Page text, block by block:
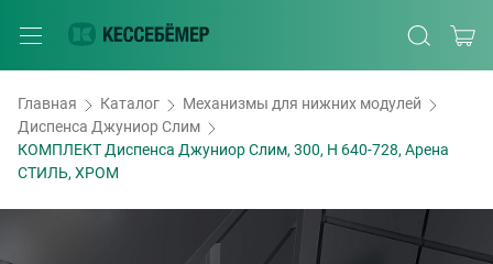
Главная Каталог
Механизмы для нижних модулей
Диспенса Джуниор Слим
КОМПЛЕКТ Диспенса Джуниор Слим, 300, H 640-728, Арена
СТИЛЬ, ХРОМ